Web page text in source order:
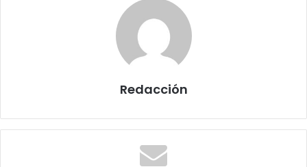
Redacción